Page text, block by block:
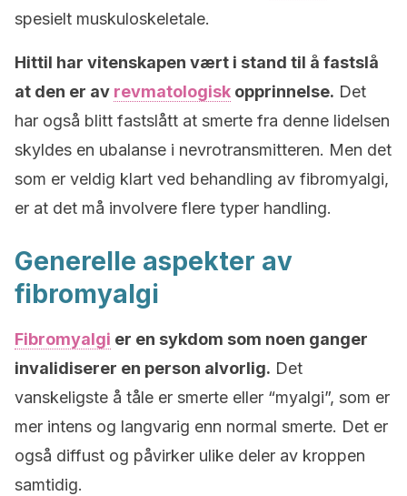
spesielt muskuloskeletale.
Hittil har vitenskapen vært i stand til å fastslå
at den er av revmatologisk opprinnelse. Det
har også blitt fastslått at smerte fra denne lidelsen
skyldes en ubalanse i nevrotransmitteren. Men det
som er veldig klart ved behandling av fibromyalgi,
er at det må involvere flere typer handling.
Generelle aspekter av
fibromyalgi
Fibromyalgi er en sykdom som noen ganger
invalidiserer en person alvorlig. Det
vanskeligste å tåle er smerte eller “myalgi”, som er
mer intens og langvarig enn normal smerte. Det er
også diffust og påvirker ulike deler av kroppen
samtidig.